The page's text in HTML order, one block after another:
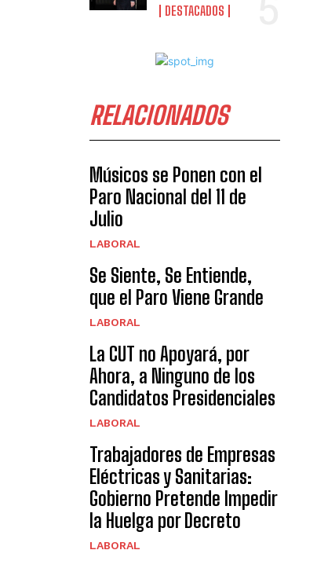
DESTACADOS
RELACIONADOS
Músicos se Ponen con el
Paro Nacional del 11 de
Julio
LABORAL
Se Siente, Se Entiende,
que el Paro Viene Grande
LABORAL
La CUT no Apoyará, por
Ahora, a Ninguno de los
Candidatos Presidenciales
LABORAL
Trabajadores de Empresas
Eléctricas y Sanitarias:
Gobierno Pretende Impedir
la Huelga por Decreto
LABORAL